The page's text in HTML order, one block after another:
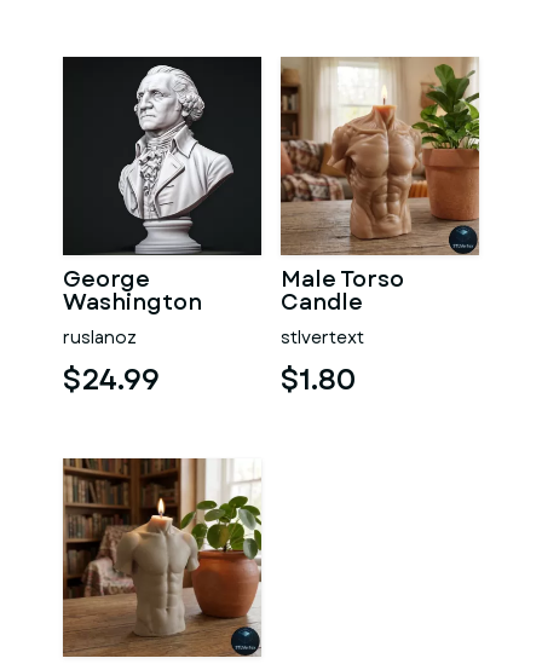
George
Washington
#RoZ
ruslanoz
$24.99
Male Torso
Candle
stlvertext
$1.80